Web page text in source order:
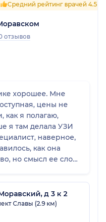
Средний рейтинг врачей 4.5
отзывов
хорошее. Мне
цены не
как я полагаю,
я там делала УЗИ
наверное,
как она
но смысл ее слов
для мамы: у нее
врач помог, и
звонить ему с
лечение по
д 3 к 2
Славы (2.9 км)